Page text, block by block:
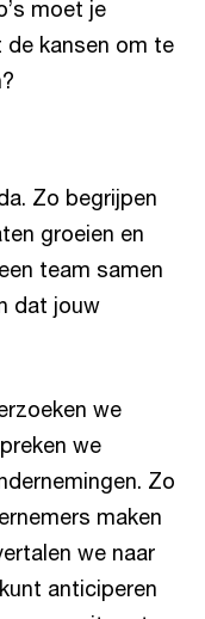
moet je
de kansen om te
Zo begrijpen
groeien en
team samen
dat jouw
we
we
Zo
maken
we naar
anticiperen